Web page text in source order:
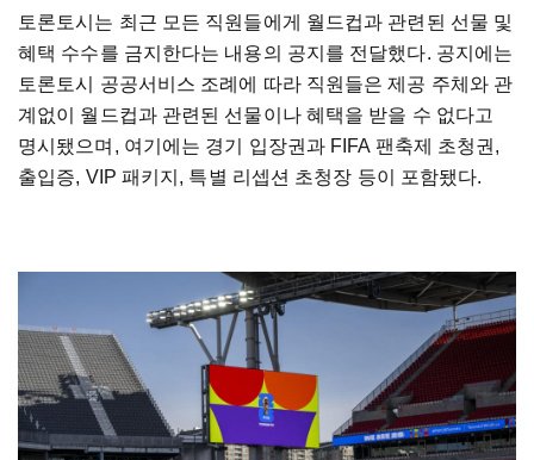
토론토시는 최근 모든 직원들에게 월드컵과 관련된 선물 및
혜택 수수를 금지한다는 내용의 공지를 전달했다. 공지에는
토론토시 공공서비스 조례에 따라 직원들은 제공 주체와 관
계없이 월드컵과 관련된 선물이나 혜택을 받을 수 없다고
명시됐으며, 여기에는 경기 입장권과 FIFA 팬축제 초청권,
출입증, VIP 패키지, 특별 리셉션 초청장 등이 포함됐다.